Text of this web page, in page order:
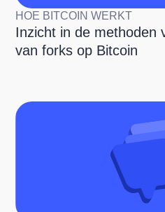
HOE BITCOIN WERKT
Inzicht in de methoden
van forks op Bitcoin